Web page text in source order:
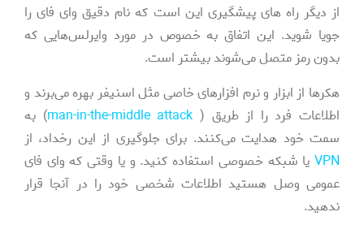
از دیگر راه های پیشگیری این است که نام دقیق وای فای را
جویا شوید. این اتفاق به خصوص در مورد وایرلس‌هایی که
بدون رمز متصل می‌شوند بیشتر است.
هکرها از ابزار و نرم افزارهای خاصی مثل اسنیفر بهره می‌برند و
اطلاعات فرد را از طریق ( man-in-the-middle attack) به
سمت خود هدایت می‌کنند. برای جلوگیری از این رخداد، از
VPN یا شبکه خصوصی استفاده کنید. و یا وقتی که وای فای
عمومی وصل هستید اطلاعات شخصی خود را در آنجا قرار
ندهید.